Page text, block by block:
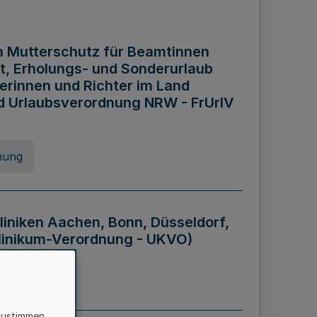
Mutterschutz für Beamtinnen
Erholungs- und Sonderurlaub
und Richter im Land
NRW - FrUrlV
Aachen, Bonn, Düsseldorf,
Verordnung - UKVO)